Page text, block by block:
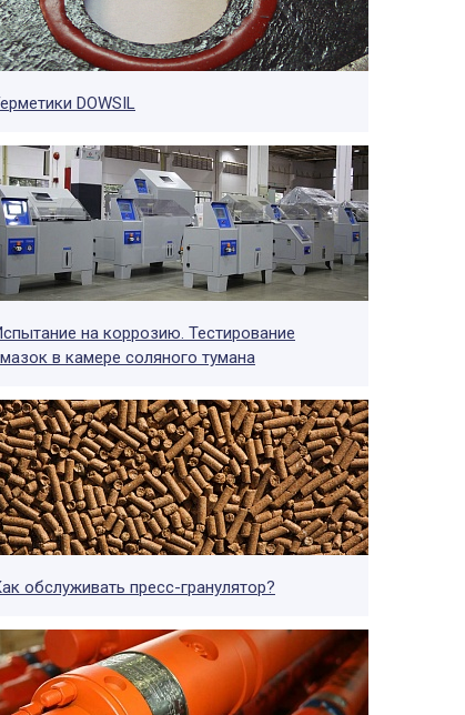
DOWSIL
на коррозию. Тестирование
в камере соляного тумана
обслуживать пресс-гранулятор?